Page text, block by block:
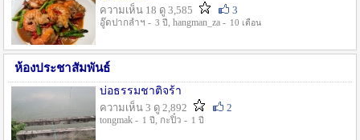
ความเห็น 18 ดู 3,585
3
อู๊ดปากลำฯ - 3 ปี , hangman_za - 10 เดือน
ห้องประชาสัมพันธ์
บ่อธรรมชาติจร้า
ความเห็น 3 ดู 2,892
2
tongmak - 1 ปี , กะปิ๋ว - 1 ปี